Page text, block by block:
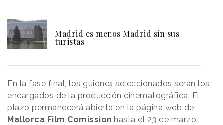
Madrid es menos Madrid sin sus
turistas
En la fase final, los guiones seleccionados serán los
encargados de la producción cinematográfica. El
plazo permanecerá abierto en la página web de
Mallorca Film Comission hasta el 23 de marzo.